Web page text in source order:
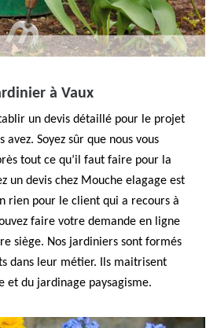
à Vaux
un devis détaillé pour le projet
avez. Soyez sûr que nous vous
tout ce qu’il faut faire pour la
un devis chez Mouche elagage est
rien pour le client qui a recours à
faire votre demande en ligne
siège. Nos jardiniers sont formés
dans leur métier. Ils maitrisent
et du jardinage paysagisme.